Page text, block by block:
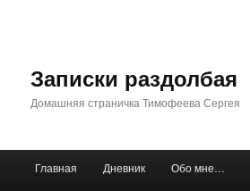
Записки раздолбая
Домашняя страничка Тимофеева Сергея
Главная Дневник Обо мне…